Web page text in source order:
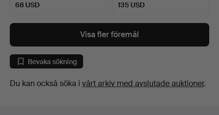
68 USD 135 USD
Visa fler föremål
Bevaka sökning
Du kan också söka i vårt arkiv med avslutade auktioner.